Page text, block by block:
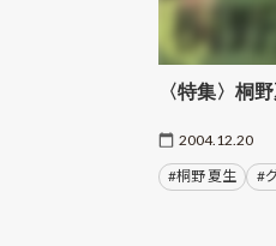
〈特集〉桐
2004.12.20
#桐野 夏生 #